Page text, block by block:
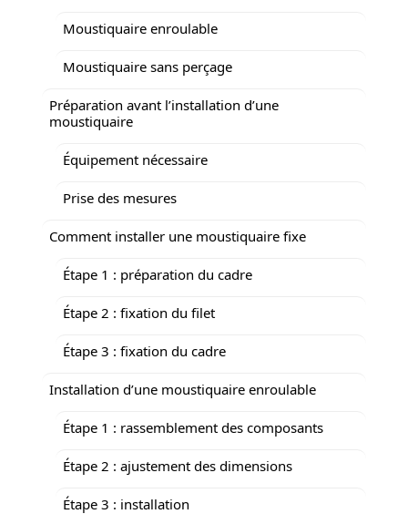
Moustiquaire enroulable
Moustiquaire sans perçage
Préparation avant l’installation d’une
moustiquaire
Équipement nécessaire
Prise des mesures
Comment installer une moustiquaire fixe
Étape 1 : préparation du cadre
Étape 2 : fixation du filet
Étape 3 : fixation du cadre
Installation d’une moustiquaire enroulable
Étape 1 : rassemblement des composants
Étape 2 : ajustement des dimensions
Étape 3 : installation